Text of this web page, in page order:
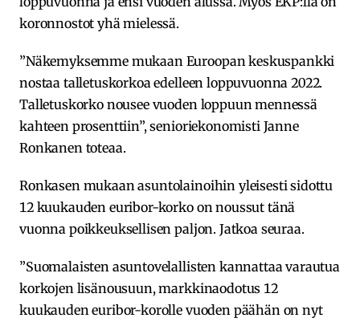
koronnostot yhä mielessä.
”Näkemyksemme mukaan Euroopan keskuspankki
nostaa talletuskorkoa edelleen loppuvuonna 2022.
Talletuskorko nousee vuoden loppuun mennessä
kahteen prosenttiin”, senioriekonomisti Janne
Ronkanen toteaa.
Ronkasen mukaan asuntolainoihin yleisesti sidottu
12 kuukauden euribor-korko on noussut tänä
vuonna poikkeuksellisen paljon. Jatkoa seuraa.
”Suomalaisten asuntovelallisten kannattaa varautua
korkojen lisänousuun, markkinaodotus 12
kuukauden euribor-korolle vuoden päähän on nyt